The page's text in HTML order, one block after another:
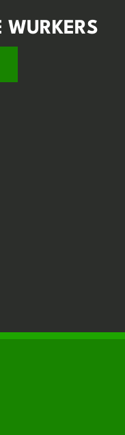
WURKERS